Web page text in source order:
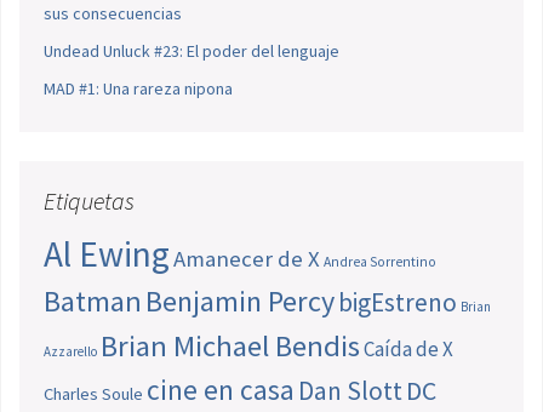
sus consecuencias
Undead Unluck #23: El poder del lenguaje
MAD #1: Una rareza nipona
Etiquetas
Al EwingAmanecer de X Andrea Sorrentino
Batman Benjamin PercybigEstreno Brian
Azzarello Brian Michael BendisCaída de X
Charles Soule cine en casa Dan SlottDC